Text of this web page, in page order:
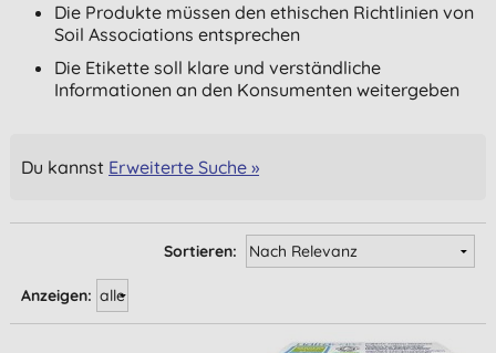
Die Produkte müssen den ethischen Richtlinien von
Soil Associations entsprechen
Die Etikette soll klare und verständliche
Informationen an den Konsumenten weitergeben
Du kannst Erweiterte Suche »
Sortieren:
Anzeigen: